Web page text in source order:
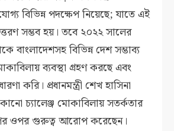
বিভিন্ন পদক্ষেপ নিয়েছে; যাতে এই
সম্ভব হয়। তবে ২০২২ সালের
বিভিন্ন দেশ সম্ভাব্য
ব্যবস্থা গ্রহণ করছে এবং
করি। প্রধানমন্ত্রী শেখ হাসিনা
চ্যালেঞ্জ মোকাবিলায় সতর্কতার
ওপর গুরুত্ব আরোপ করেছেন।